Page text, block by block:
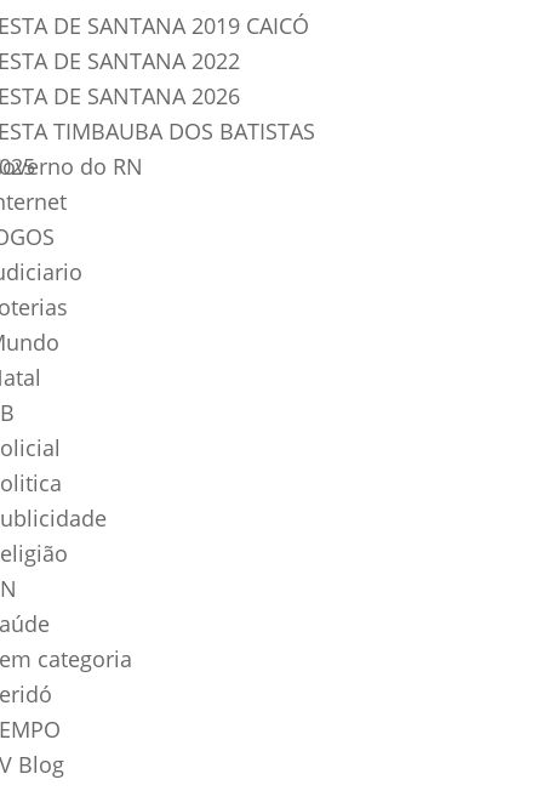
DE SANTANA 2019 CAICÓ
DE SANTANA 2022
DE SANTANA 2026
TIMBAUBA DOS BATISTAS
do RN
categoria
Blog